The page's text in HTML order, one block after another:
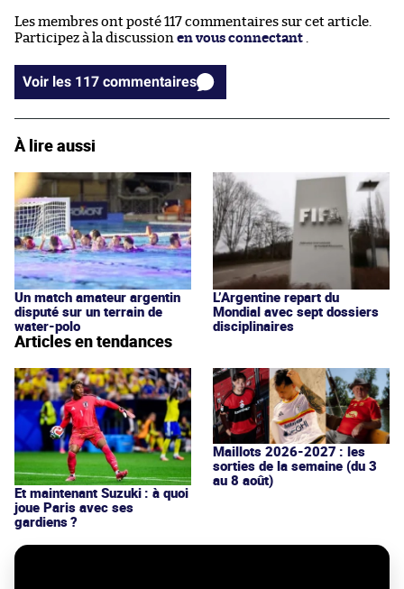
Les membres ont posté 117 commentaires sur cet article.
Participez à la discussion en vous connectant
Voir les 117 commentaires
À lire aussi
Un match amateur argentin
disputé sur un terrain de
water-polo
L’Argentine repart du
Mondial avec sept dossiers
disciplinaires
Articles en tendances
Et maintenant Suzuki : à quoi
joue Paris avec ses
gardiens ?
Maillots 2026-2027 : les
sorties de la semaine (du 3
au 8 août)